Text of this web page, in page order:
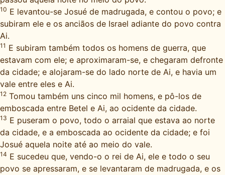
10 E levantou-se Josué de madrugada, e contou o povo; e
subiram ele e os anciãos de Israel adiante do povo contra
Ai.
11 E subiram também todos os homens de guerra, que
estavam com ele; e aproximaram-se, e chegaram defronte
da cidade; e alojaram-se do lado norte de Ai, e havia um
vale entre eles e Ai.
12 Tomou também uns cinco mil homens, e pô-los de
emboscada entre Betel e Ai, ao ocidente da cidade.
13 E puseram o povo, todo o arraial que estava ao norte
da cidade, e a emboscada ao ocidente da cidade; e foi
Josué aquela noite até ao meio do vale.
14 E sucedeu que, vendo-o o rei de Ai, ele e todo o seu
povo se apressaram, e se levantaram de madrugada, e os